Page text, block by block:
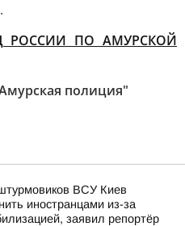
РОССИИ ПО АМУРСКОЙ
полиция"
ВСУ Киев
иностранцами из-за
заявил репортёр